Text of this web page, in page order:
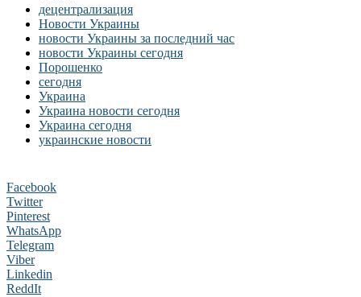
децентрализация
Новости Украины
новости Украины за последний час
новости Украины сегодня
Порошенко
сегодня
Украина
Украина новости сегодня
Украина сегодня
украинские новости
Facebook
Twitter
Pinterest
WhatsApp
Telegram
Viber
Linkedin
ReddIt